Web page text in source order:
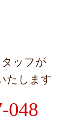
ッフが
たします
048